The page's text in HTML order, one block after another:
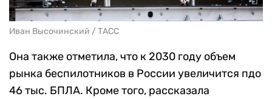
Иван Высочинский / ТАСС
Она также отметила, что к 2030 году объем
рынка беспилотников в России увеличится пдо
46 тыс. БПЛА. Кроме того, рассказала